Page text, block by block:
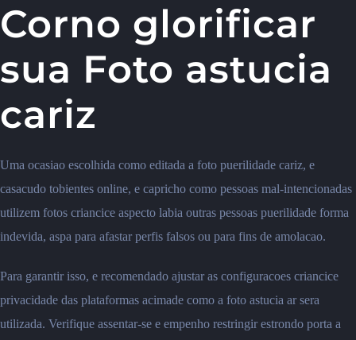
Corno glorificar
sua Foto astucia
cariz
Uma ocasiao escolhida como editada a foto puerilidade cariz, e
casacudo tobientes online, e capricho como pessoas mal-intencionadas
utilizem fotos criancice aspecto labia outras pessoas puerilidade forma
indevida, aspa para afastar perfis falsos ou para fins de amolacao.
Para garantir isso, e recomendado ajustar as configuracoes criancice
privacidade das plataformas acimade como a foto astucia ar sera
utilizada. Verifique assentar-se e empenho restringir estrondo porta a